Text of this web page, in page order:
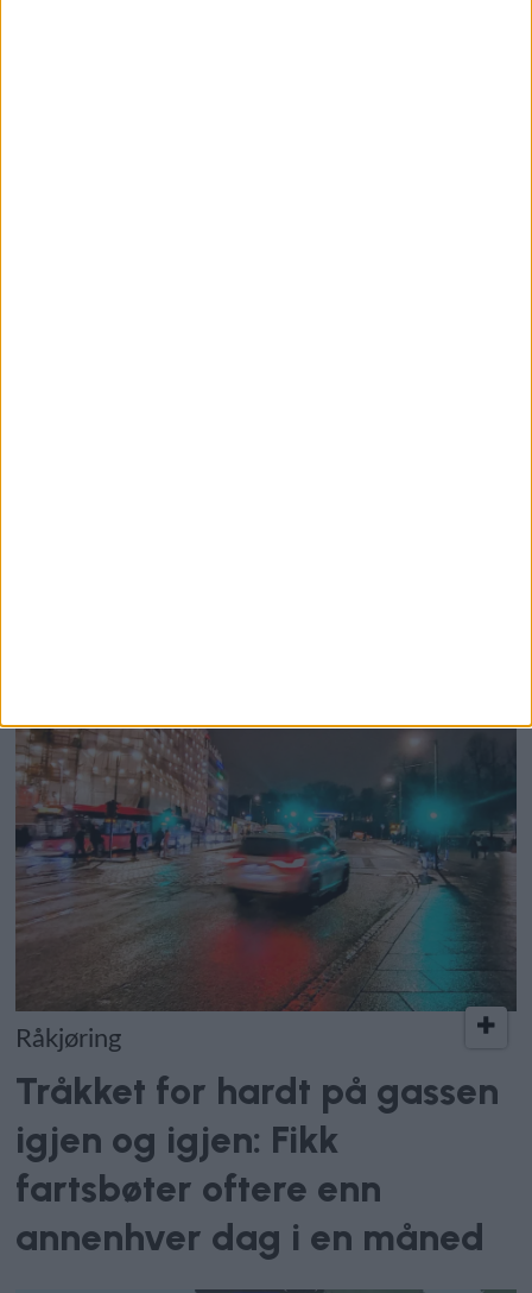
Råkjøring
Tråkket for hardt på gassen
igjen og igjen: Fikk
fartsbøter oftere enn
annenhver dag i en måned